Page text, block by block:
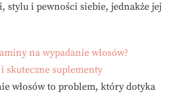
stylu i pewności siebie, jednakże jej
na wypadanie włosów?
skuteczne suplementy
włosów to problem, który dotyka